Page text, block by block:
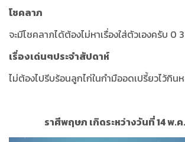
โชคลาภ
จะมีโชคลาภได้ต้องไม่หาเรื่องใส่ตัวเองครับ 0
เรื่องเด่นๆประจำสัปดาห์
ไม่ต้องไปรีบร้อนลูกไก่ในกำมืออดเปรี้ยวไว้กิน
ราศีพฤษภ เกิดระหว่างวันที่ 14 พ.ค